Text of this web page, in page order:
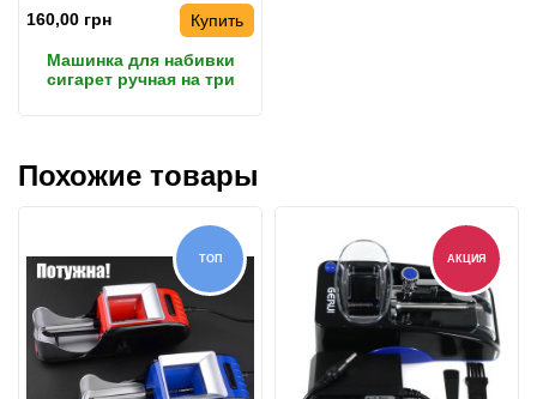
160,00 грн Купить
Машинка для набивки
сигарет ручная на три
Похожие товары
ТОП АКЦИЯ